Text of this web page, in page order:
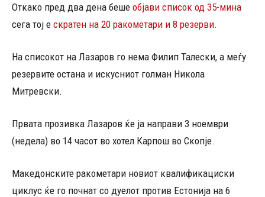
Откако пред два дена беше објави список од 35-мина
сега тој е скратен на 20 ракометари и 8 резерви.
На списокот на Лазаров го нема Филип Талески, а меѓу
резервите остана и искусниот голман Никола
Митревски.
Првата прозивка Лазаров ќе ја направи 3 ноември
(недела) во 14 часот во хотел Карпош во Скопје.
Македонските ракометари новиот квалификациски
циклус ќе го почнат со дуелот против Естонија на 6